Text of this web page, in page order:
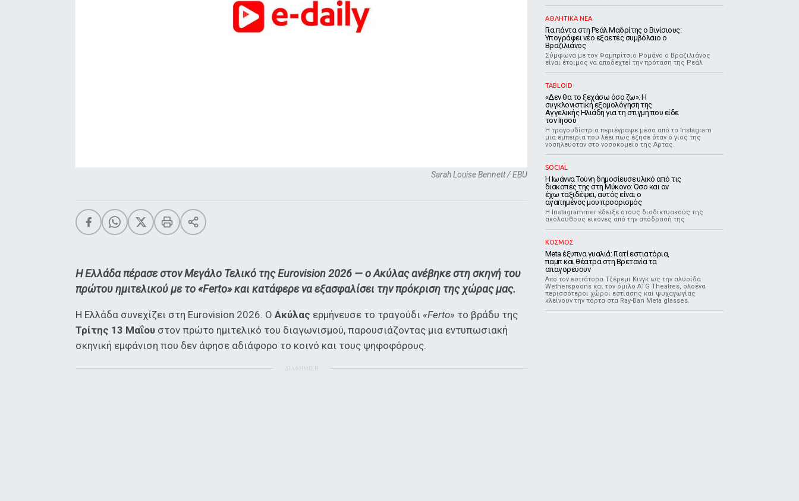
Sarah Louise Bennett / EBU
Η Ελλάδα πέρασε στον Μεγάλο Τελικό της Eurovision 2026 — ο Ακύλας ανέβηκε στη σκηνή του
πρώτου ημιτελικού με το «Ferto» και κατάφερε να εξασφαλίσει την πρόκριση της χώρας μας.
Η Ελλάδα συνεχίζει στη Eurovision 2026. Ο Ακύλας ερμήνευσε το τραγούδι «Ferto» το βράδυ της
Τρίτης 13 Μαΐου στον πρώτο ημιτελικό του διαγωνισμού, παρουσιάζοντας μια εντυπωσιακή
σκηνική εμφάνιση που δεν άφησε αδιάφορο το κοινό και τους ψηφοφόρους.
ΔΙΑΦΗΜΙΣΗ
ΑΘΛΗΤΙΚΑ ΝΕΑ
Για πάντα στη Ρεάλ Μαδρίτης ο Βινίσιους:
Υπογράφει νέο εξαετές συμβόλαιο ο
Βραζιλιάνος
Σύμφωνα με τον Φαμπρίτσιο Ρομάνο ο Βραζιλιάνος
είναι έτοιμος να αποδεχτεί την πρόταση της Ρεάλ
TABLOID
«Δεν θα το ξεχάσω όσο ζω»: Η
συγκλονιστική εξομολόγηση της
Αγγελικής Ηλιάδη για τη στιγμή που είδε
τον Ιησού
Η τραγουδίστρια περιέγραψε μέσα από το Instagram
μια εμπειρία που λέει πως έζησε όταν ο γιος της
νοσηλευόταν στο νοσοκομείο της Αρτας.
SOCIAL
Η Ιωάννα Τούνη δημοσίευσε υλικό από τις
διακοπές της στη Μύκονο: Όσο και αν
έχω ταξιδέψει, αυτός είναι ο
αγαπημένος μου προορισμός
Η Instagrammer έδειξε στους διαδικτυακούς της
ακόλουθους εικόνες από την απόδρασή της
ΚΟΣΜΟΣ
Meta έξυπνα γυαλιά: Γιατί εστιατόρια,
παμπ και θέατρα στη Βρετανία τα
απαγορεύουν
Από τον εστιάτορα Τζέρεμι Κινγκ ως την αλυσίδα
Wetherspoons και τον όμιλο ATG Theatres, ολοένα
περισσότεροι χώροι εστίασης και ψυχαγωγίας
κλείνουν την πόρτα στα Ray-Ban Meta glasses.